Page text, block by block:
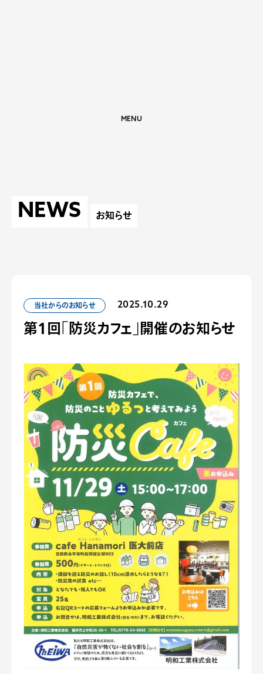
NEWS お知らせ
当社からのお知らせ 2025.10.29
第1回「防災カフェ」開催のお知らせ